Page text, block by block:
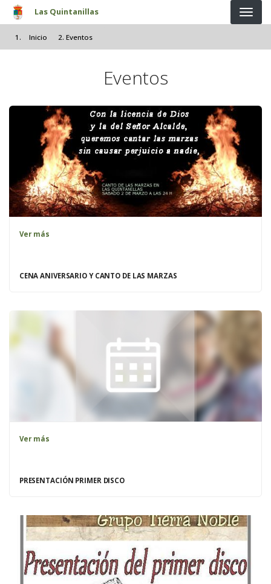
Pasar al contenido principal
Las Quintanillas
Inicio Eventos
Eventos
Ver más
CENA ANIVERSARIO Y CANTO DE LAS MARZAS
Ver más
PRESENTACIÓN PRIMER DISCO